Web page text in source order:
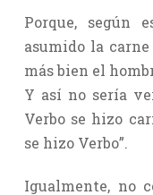
Porque, según
asumido la
más bien el
Y así no sería
Verbo se hizo
se hizo Verbo”.
Igualmente, no